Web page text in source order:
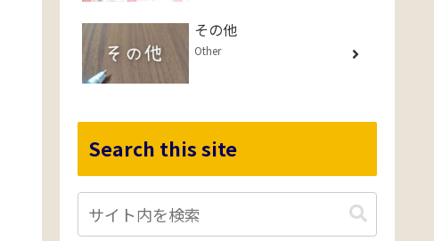
その他
Other
Search this site